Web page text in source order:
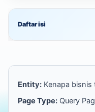
Daftar isi
Entity: Kenapa bisnis
Page Type: Query